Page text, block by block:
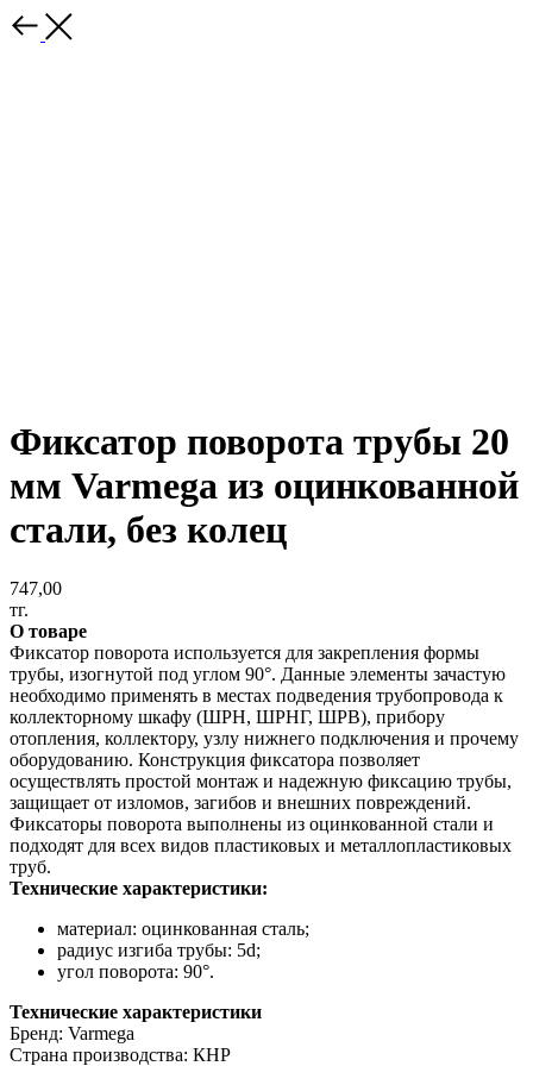
Фиксатор поворота трубы 20
мм Varmega из оцинкованной
стали, без колец
747,00
тг.
О товаре
Фиксатор поворота используется для закрепления формы
трубы, изогнутой под углом 90°. Данные элементы зачастую
необходимо применять в местах подведения трубопровода к
коллекторному шкафу (ШРН, ШРНГ, ШРВ), прибору
отопления, коллектору, узлу нижнего подключения и прочему
оборудованию. Конструкция фиксатора позволяет
осуществлять простой монтаж и надежную фиксацию трубы,
защищает от изломов, загибов и внешних повреждений.
Фиксаторы поворота выполнены из оцинкованной стали и
подходят для всех видов пластиковых и металлопластиковых
труб.
Технические характеристики:
материал: оцинкованная сталь;
радиус изгиба трубы: 5d;
угол поворота: 90°.
Технические характеристики
Бренд: Varmega
Страна производства: КНР